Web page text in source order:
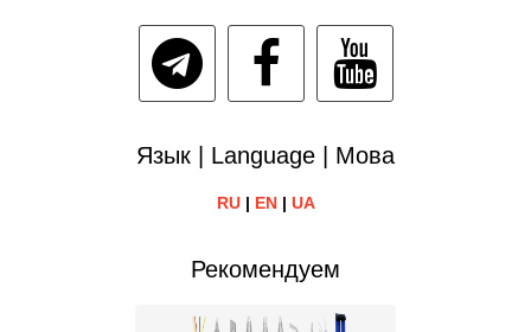
Язык | Language | Мова
RU| EN| UA
Рекомендуем